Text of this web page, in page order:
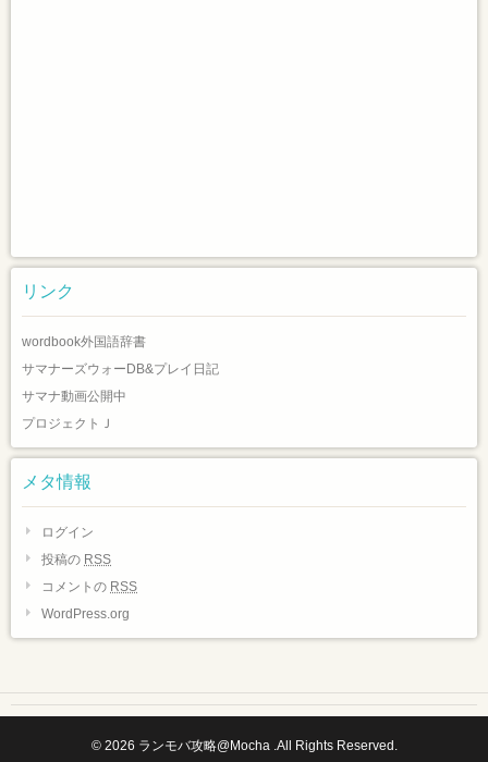
リンク
wordbook外国語辞書
サマナーズウォーDB&プレイ日記
サマナ動画公開中
プロジェクトＪ
メタ情報
ログイン
投稿の RSS
コメントの RSS
WordPress.org
© 2026 ランモバ攻略@Mocha.All Rights Reserved.